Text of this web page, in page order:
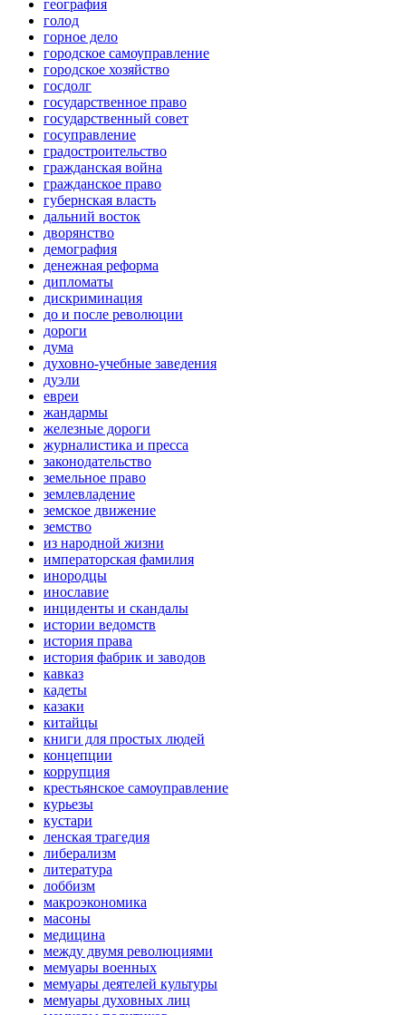
география
голод
горное дело
городское самоуправление
городское хозяйство
госдолг
государственное право
государственный совет
госуправление
градостроительство
гражданская война
гражданское право
губернская власть
дальний восток
дворянство
демография
денежная реформа
дипломаты
дискриминация
до и после революции
дороги
дума
духовно-учебные заведения
дуэли
евреи
жандармы
железные дороги
журналистика и пресса
законодательство
земельное право
землевладение
земское движение
земство
из народной жизни
императорская фамилия
инородцы
инославие
инциденты и скандалы
истории ведомств
история права
история фабрик и заводов
кавказ
кадеты
казаки
китайцы
книги для простых людей
концепции
коррупция
крестьянское самоуправление
курьезы
кустари
ленская трагедия
либерализм
литература
лоббизм
макроэкономика
масоны
медицина
между двумя революциями
мемуары военных
мемуары деятелей культуры
мемуары духовных лиц